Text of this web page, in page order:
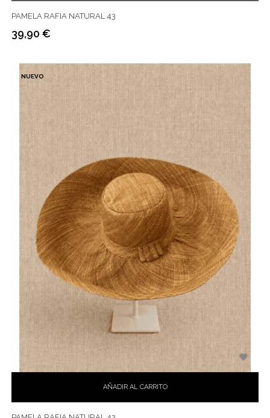
PAMELA RAFIA NATURAL 43
Precio
39,90 €
NUEVO
AÑADIR AL CARRITO
